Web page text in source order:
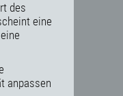
des
eine
anpassen